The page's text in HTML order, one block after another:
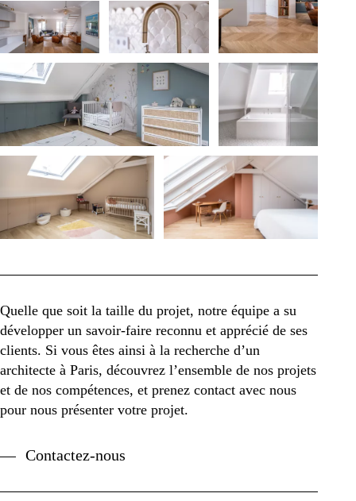
Quelle que soit la taille du projet, notre équipe a su
développer un savoir-faire reconnu et apprécié de ses
clients. Si vous êtes ainsi à la recherche d’un
architecte à Paris, découvrez l’ensemble de nos projets
et de nos compétences, et prenez contact avec nous
pour nous présenter votre projet.
Contactez-nous